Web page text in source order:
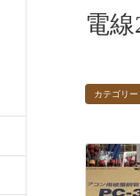
電線
カテゴリー